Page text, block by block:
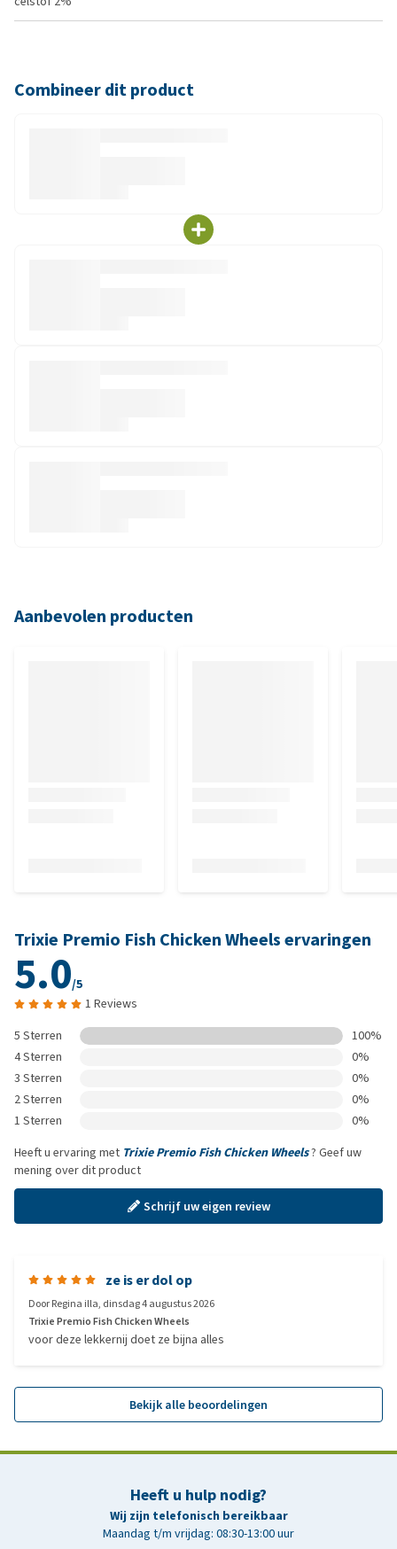
Combineer dit product
Aanbevolen producten
Trixie Premio Fish Chicken Wheels ervaringen
5.0/5
1 Reviews
5 Sterren
100%
4 Sterren
0%
3 Sterren
0%
2 Sterren
0%
1 Sterren
0%
Heeft u ervaring met Trixie Premio Fish Chicken Wheels? Geef uw
mening over dit product
Schrijf uw eigen review
ze is er dol op
DoorRegina illa, dinsdag 4 augustus 2026
Trixie Premio Fish Chicken Wheels
voor deze lekkernij doet ze bijna alles
Bekijk alle beoordelingen
Heeft u hulp nodig?
Wij zijn telefonisch bereikbaar
Maandag t/m vrijdag: 08:30-13:00 uur